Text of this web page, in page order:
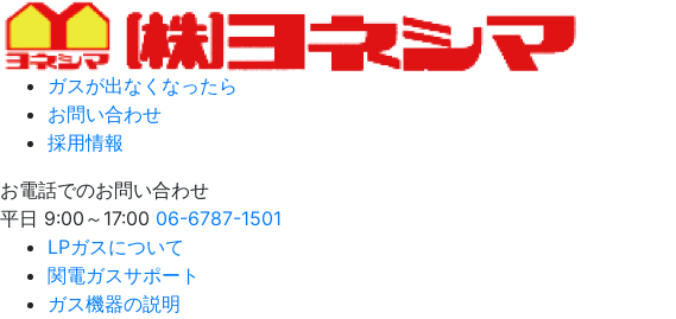
ガスが出なくなったら
お問い合わせ
採用情報
お電話でのお問い合わせ
平日 9:00～17:00 06-6787-1501
LPガスについて
関電ガスサポート
ガス機器の説明